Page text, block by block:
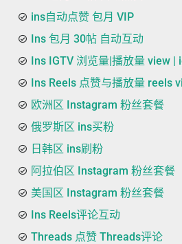
ins自动点赞 包月 VIP
Ins 包月 30帖 自动互动
Ins IGTV 浏览量|播放量 view |
Ins Reels 点赞与播放量 reels
欧洲区 Instagram 粉丝套餐
俄罗斯区 ins买粉
日韩区 ins刷粉
阿拉伯区 Instagram 粉丝套餐
美国区 Instagram 粉丝套餐
Ins Reels评论互动
Threads 点赞 Threads评论